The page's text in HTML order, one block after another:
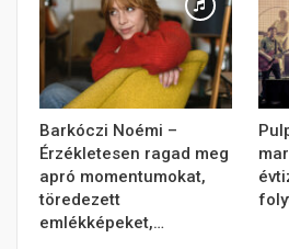
Barkóczi Noémi –
Érzékletesen ragad meg
apró momentumokat,
töredezett
emlékképeket,…